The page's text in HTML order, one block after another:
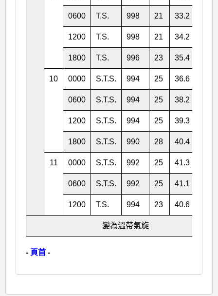
0600 T.S. 998 21 33.2
1200 T.S. 998 21 34.2
1800 T.S. 996 23 35.4
10 0000 S.T.S. 994 25 36.6
0600 S.T.S. 994 25 38.2
1200 S.T.S. 994 25 39.3
1800 S.T.S. 990 28 40.4
11 0000 S.T.S. 992 25 41.3
0600 S.T.S. 992 25 41.1
1200 T.S. 994 23 40.6
變為溫帶氣旋
- 頁首 -